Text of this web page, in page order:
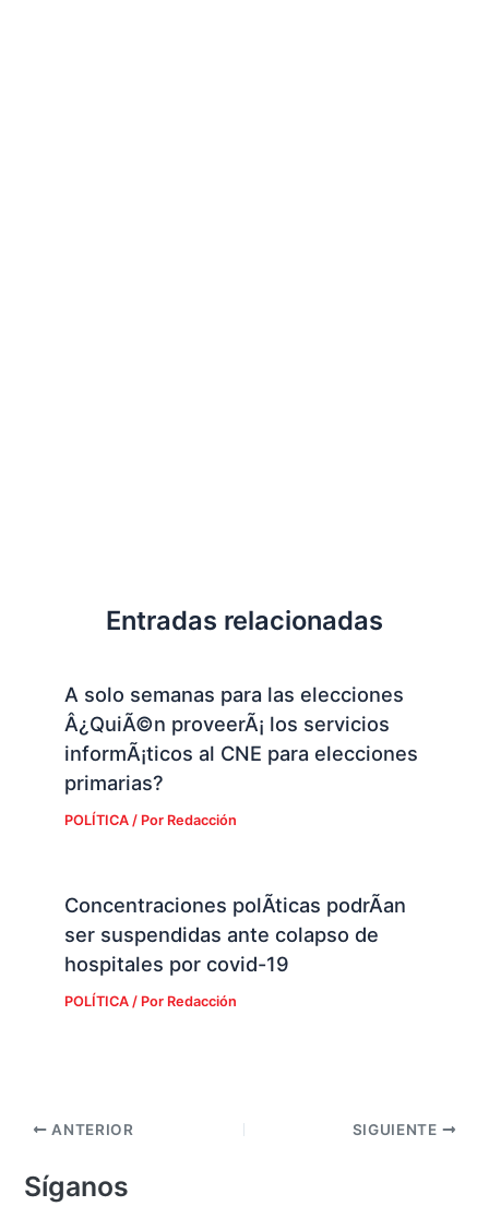
Entradas relacionadas
A solo semanas para las elecciones
Â¿QuiÃ©n proveerÃ¡ los servicios
informÃ¡ticos al CNE para elecciones
primarias?
POLÍTICA/ Por Redacción
Concentraciones polÃ­ticas podrÃ­an
ser suspendidas ante colapso de
hospitales por covid-19
POLÍTICA/ Por Redacción
ANTERIOR SIGUIENTE
Síganos